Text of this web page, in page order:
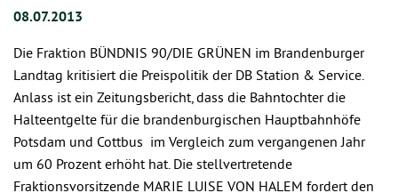
08.07.2013
Die Fraktion BÜNDNIS 90/DIE GRÜNEN im Brandenburger
Landtag kritisiert die Preispolitik der DB Station & Service.
Anlass ist ein Zeitungsbericht, dass die Bahntochter die
Halteentgelte für die brandenburgischen Hauptbahnhöfe
Potsdam und Cottbus im Vergleich zum vergangenen Jahr
um 60 Prozent erhöht hat. Die stellvertretende
Fraktionsvorsitzende MARIE LUISE VON HALEM fordert den